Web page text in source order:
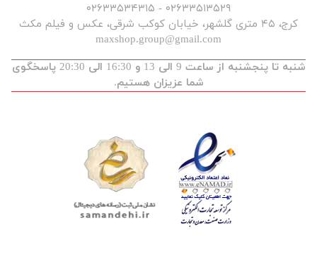
۰۲۶۳۳۵۱۳۵۲۹ - ۰۲۶۳۳۵۳۴۳۱۵
کرج، ۴۵ متری گلشهر، خیابان کوکب شرقی، عکس و فیلم مکث
maxshop.group@gmail.com
شنبه تا پنجشنبه از ساعت 9 الی 13 و 16:30 الی 20:30 پاسخگوی
شما عزیزان هستیم.